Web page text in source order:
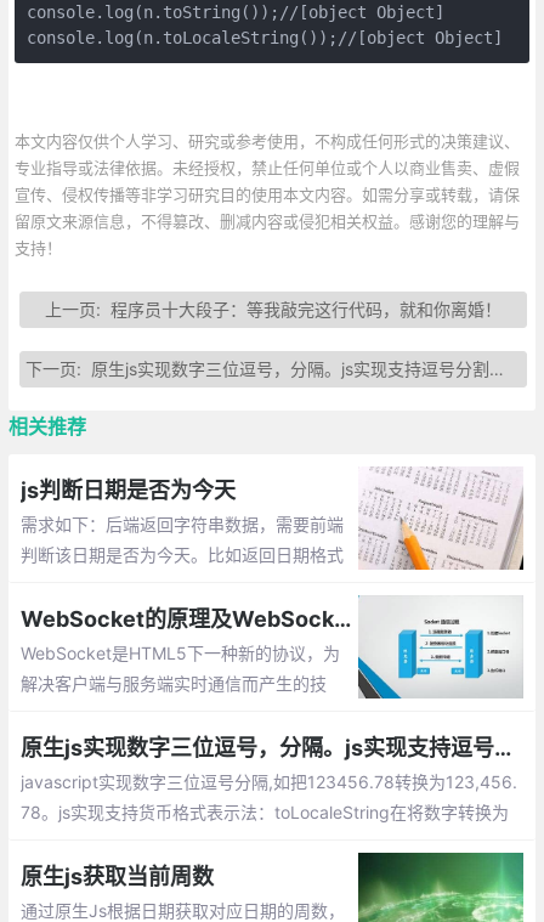
console.log(n.toString());//[object Object]
console.log(n.toLocaleString());//[object Object]
本文内容仅供个人学习、研究或参考使用，不构成任何形式的决策建议、
专业指导或法律依据。未经授权，禁止任何单位或个人以商业售卖、虚假
宣传、侵权传播等非学习研究目的使用本文内容。如需分享或转载，请保
留原文来源信息，不得篡改、删减内容或侵犯相关权益。感谢您的理解与
支持！
上一页: 程序员十大段子：等我敲完这行代码，就和你离婚！
下一页: 原生js实现数字三位逗号，分隔。js实现支持逗号分割的货币格式表示法总汇
相关推荐
js判断日期是否为今天
需求如下：后端返回字符串数据，需要前端
判断该日期是否为今天。比如返回日期格式
呢，这篇文章整理实现的几种方式供大家参
考。
WebSocket的原理及WebSocket API的使用，js中如何运用websocket
WebSocket是HTML5下一种新的协议，为
解决客户端与服务端实时通信而产生的技
握手后创建一个用于交换数据的TCP连接
原生js实现数字三位逗号，分隔。js实现支持逗号分割的货币格式表示法总汇
javascript实现数字三位逗号分隔,如把123456.78转换为123,456.
78。js实现支持货币格式表示法：toLocaleString在将数字转换为
符串中的一部分并返回该部分字符串。match方式代表正则表达式
的匹配....
原生js获取当前周数
通过原生Js根据日期获取对应日期的周数，